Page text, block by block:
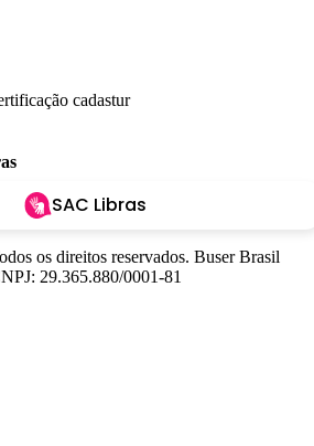
SAC Libras
os direitos reservados. Buser Brasil
29.365.880/0001-81